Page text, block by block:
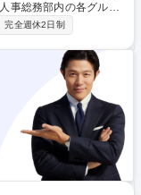
事総務部内の各グルー
ティ推進グループ)の
/実行など【総務】■
画/運営 など【具体的
務(人事、総務/人権サ
る業務効率及び精度向
、他部門との折衝 募
ープ/安定基盤◎/福利
完全週休2日制